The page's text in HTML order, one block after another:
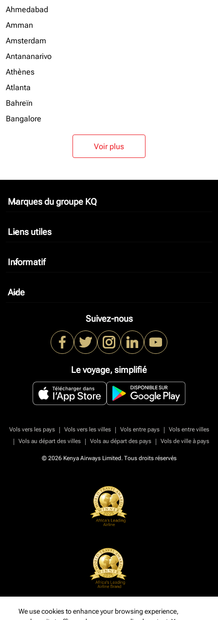
Ahmedabad
Amman
Amsterdam
Antananarivo
Athènes
Atlanta
Bahreïn
Bangalore
Voir plus
Marques du groupe KQ
keyboard_arrow_down
Liens utiles
keyboard_arrow_down
Informatif
keyboard_arrow_down
Aide
keyboard_arrow_down
Suivez-nous
Le voyage, simplifié
Vols vers les pays | Vols vers les villes | Vols entre pays |
Vols entre villes
|
Vols au départ des villes | Vols au départ des pays | Vols de ville à pays
© 2026 Kenya Airways Limited. Tous droits réservés
We use cookies to enhance your browsing experience,